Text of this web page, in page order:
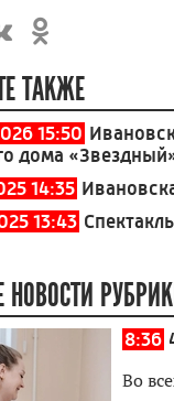
ТАКЖЕ
15:50
дома
14:35
13:43
НОВОСТИ
8:36
Во